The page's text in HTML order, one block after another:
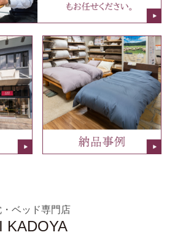
ベッド専門店
KADOYA